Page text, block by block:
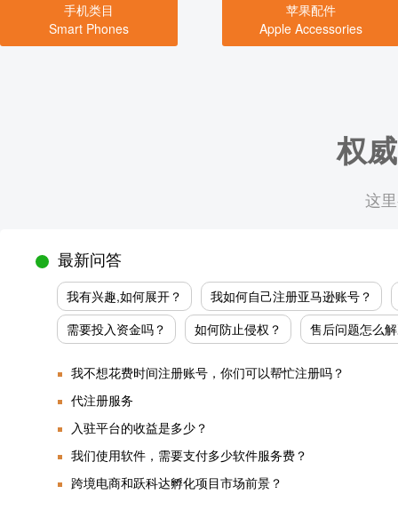
手机类目
Smart Phones
苹果配件
Apple Accessories
权
这
最新问答
我有兴趣,如何展开？
我如何自己注册亚马逊账号？
需要投入资金吗？
如何防止侵权？ 售后问题怎么
我不想花费时间注册账号，你们可以帮忙注册吗？
代注册服务
入驻平台的收益是多少？
我们使用软件，需要支付多少软件服务费？
跨境电商和跃科达孵化项目市场前景？